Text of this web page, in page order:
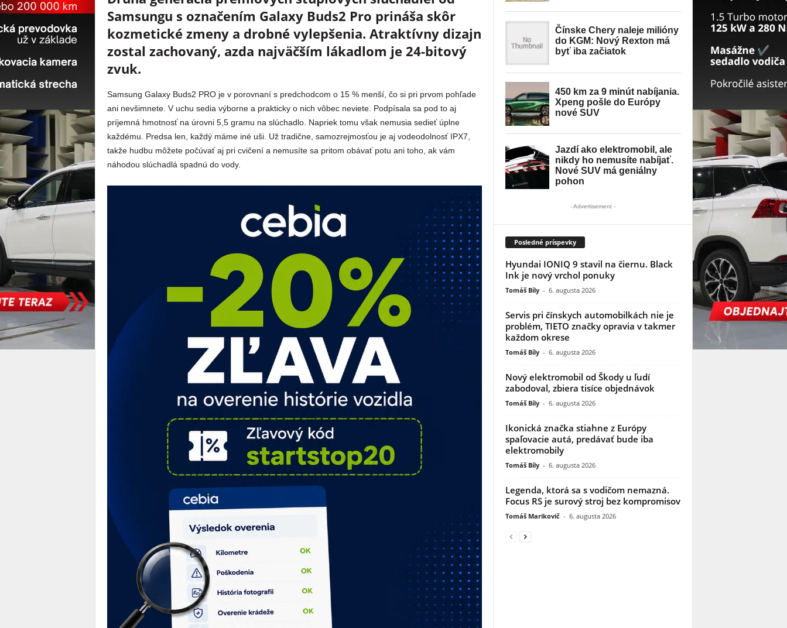
Samsungu s označením Galaxy Buds2 Pro prináša skôr
kozmetické zmeny a drobné vylepšenia. Atraktívny dizajn
zostal zachovaný, azda najväčším lákadlom je 24-bitový
zvuk.
Samsung Galaxy Buds2 PRO je v porovnaní s predchodcom o 15 % menší, čo si pri prvom pohľade
ani nevšimnete. V uchu sedia výborne a prakticky o nich vôbec neviete. Podpísala sa pod to aj
príjemná hmotnosť na úrovni 5,5 gramu na slúchadlo. Napriek tomu však nemusia sedieť úplne
každému. Predsa len, každý máme iné uši. Už tradične, samozrejmosťou je aj vodeodolnosť IPX7,
takže hudbu môžete počúvať aj pri cvičení a nemusíte sa pritom obávať potu ani toho, ak vám
náhodou slúchadlá spadnú do vody.
- Advertisement -
Posledné príspevky
Hyundai IONIQ 9 stavil na čiernu. Black
Ink je nový vrchol ponuky
Tomáš Bíly - 6. augusta 2026
Servis pri čínskych automobilkách nie je
problém, TIETO značky opravia v takmer
každom okrese
Tomáš Bíly - 6. augusta 2026
Nový elektromobil od Škody u ľudí
zabodoval, zbiera tisíce objednávok
Tomáš Bíly - 6. augusta 2026
Ikonická značka stiahne z Európy
spaľovacie autá, predávať bude iba
elektromobily
Tomáš Bíly - 6. augusta 2026
Legenda, ktorá sa s vodičom nemazná.
Focus RS je surový stroj bez kompromisov
Tomáš Marikovič - 6. augusta 2026